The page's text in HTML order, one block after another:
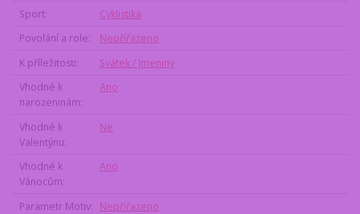
Sport
Cyklistika
Povolání a role
Nepřířazeno
K příležitosti
Svátek / Jmeniny
Vhodné k
narozeninám
Ano
Vhodné k
Valentýnu
Ne
Vhodné k
Vánocům
Ano
Parametr Motiv
Nepřiřazeno